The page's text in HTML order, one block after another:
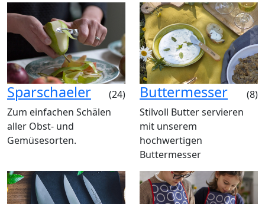
Sparschaeler
(24)
Zum einfachen Schälen
aller Obst- und
Gemüsesorten.
Buttermesser
(8)
Stilvoll Butter servieren
mit unserem
hochwertigen
Buttermesser